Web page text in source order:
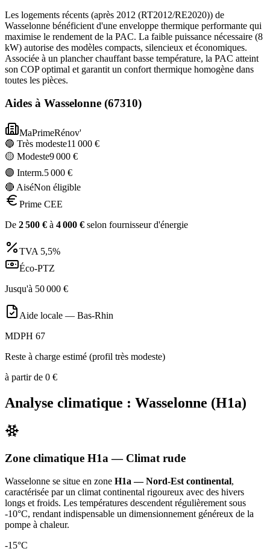
Les logements récents (après 2012 (RT2012/RE2020)) de
Wasselonne bénéficient d'une enveloppe thermique performante qui
maximise le rendement de la PAC. La faible puissance nécessaire (8
kW) autorise des modèles compacts, silencieux et économiques.
Associée à un plancher chauffant basse température, la PAC atteint
son COP optimal et garantit un confort thermique homogène dans
toutes les pièces.
Aides à Wasselonne (67310)
MaPrimeRénov'
🔵 Très modeste11 000 €
🟡 Modeste9 000 €
🟣 Interm.5 000 €
🔴 AiséNon éligible
Prime CEE
De 2 500 € à 4 000 € selon fournisseur d'énergie
TVA 5,5%
Éco-PTZ
Jusqu'à 50 000 €
Aide locale — Bas-Rhin
MDPH 67
Reste à charge estimé (profil très modeste)
à partir de 0 €
Analyse climatique : Wasselonne (H1a)
Zone climatique H1a — Climat rude
Wasselonne se situe en zone H1a — Nord-Est continental,
caractérisée par un climat continental rigoureux avec des hivers
longs et froids. Les températures descendent régulièrement sous
-10°C, rendant indispensable un dimensionnement généreux de la
pompe à chaleur.
-15°C